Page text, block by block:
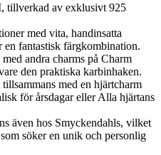
tillverkad av exklusivt 925
med vita, handinsatta
fantastisk färgkombination.
andra charms på Charm
den praktiska karbinhaken.
med en hjärtcharm
för årsdagar eller Alla hjärtans
även hos Smyckendahls, vilket
söker en unik och personlig